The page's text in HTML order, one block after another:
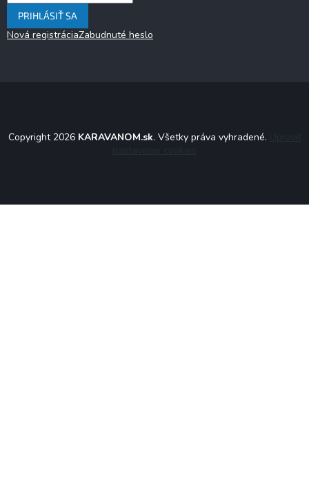
PRIHLÁSIŤ SA
Nová registráciaZabudnuté heslo
Copyright 2026 KARAVANOM.sk. Všetky práva vyhradené.